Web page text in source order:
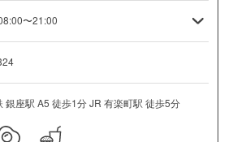
〜21:00
銀座駅 A5 徒歩1分 JR 有楽町駅 徒歩5分